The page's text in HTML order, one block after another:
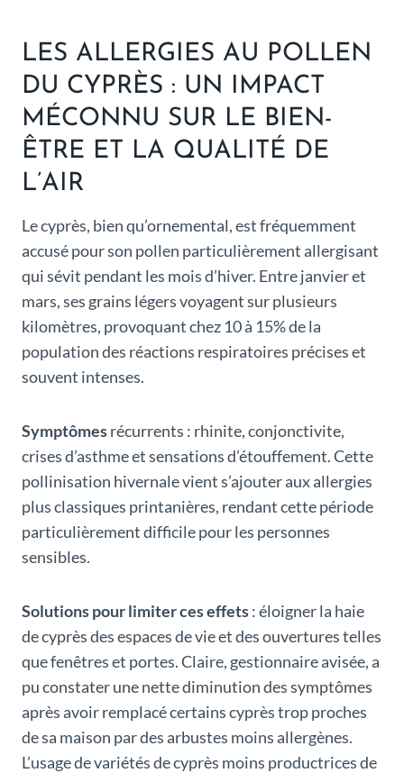
LES ALLERGIES AU POLLEN
DU CYPRÈS : UN IMPACT
MÉCONNU SUR LE BIEN-
ÊTRE ET LA QUALITÉ DE
L’AIR
Le cyprès, bien qu’ornemental, est fréquemment
accusé pour son pollen particulièrement allergisant
qui sévit pendant les mois d’hiver. Entre janvier et
mars, ses grains légers voyagent sur plusieurs
kilomètres, provoquant chez 10 à 15% de la
population des réactions respiratoires précises et
souvent intenses.
Symptômesrécurrents : rhinite, conjonctivite,
crises d’asthme et sensations d’étouffement. Cette
pollinisation hivernale vient s’ajouter aux allergies
plus classiques printanières, rendant cette période
particulièrement difficile pour les personnes
sensibles.
Solutions pour limiter ces effets: éloigner la haie
de cyprès des espaces de vie et des ouvertures telles
que fenêtres et portes. Claire, gestionnaire avisée, a
pu constater une nette diminution des symptômes
après avoir remplacé certains cyprès trop proches
de sa maison par des arbustes moins allergènes.
L’usage de variétés de cyprès moins productrices de